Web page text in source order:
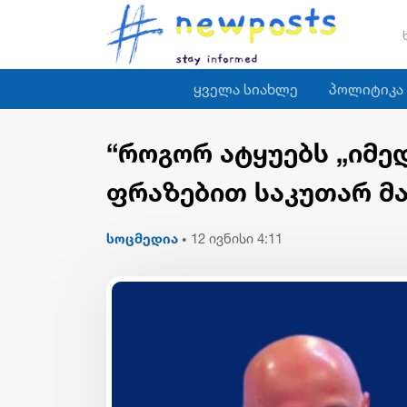
ყველა სიახლე პოლიტიკა
“როგორ ატყუებს
ფრაზებით საკუთარ
სოცმედია • 12 ივნისი 4:11